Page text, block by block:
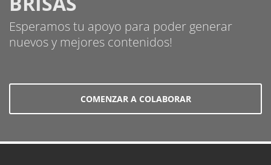
Esperamos tu apoyo para poder generar
nuevos y mejores contenidos!
COMENZAR A COLABORAR